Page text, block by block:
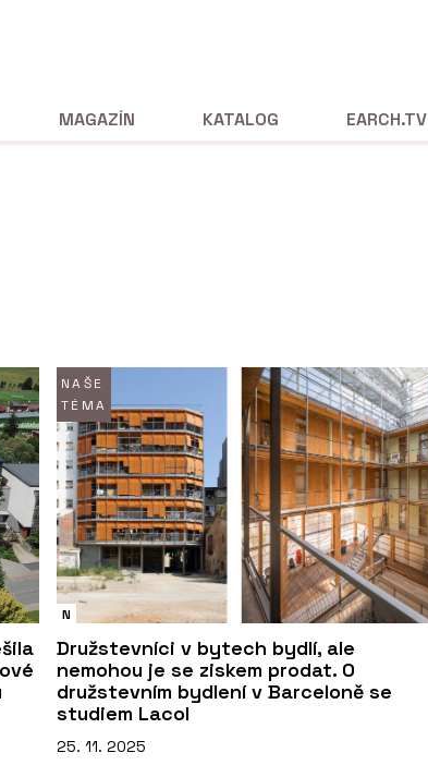
MAGAZÍN KATALOG EARCH.TV
NAŠE
TÉMA
N
Družstevníci v bytech bydlí, ale
nemohou je se ziskem prodat. O
družstevním bydlení v Barceloně se
studiem Lacol
25. 11. 2025